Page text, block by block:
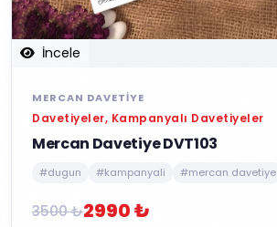
İncele
MERCAN DAVETIYE
Davetiyeler, Kampanyalı Davetiyeler
Mercan Davetiye DVT103
#dugun #kampanyali #mercan davetiye
3500 ₺2990 ₺